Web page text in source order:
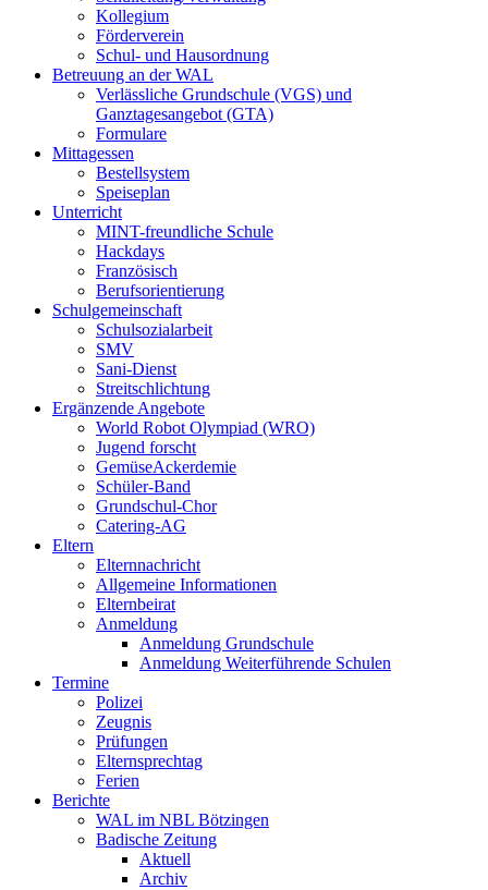
Kollegium
Förderverein
Schul- und Hausordnung
Betreuung an der WAL
Verlässliche Grundschule (VGS) und
Ganztagesangebot (GTA)
Formulare
Mittagessen
Bestellsystem
Speiseplan
Unterricht
MINT-freundliche Schule
Hackdays
Französisch
Berufsorientierung
Schulgemeinschaft
Schulsozialarbeit
SMV
Sani-Dienst
Streitschlichtung
Ergänzende Angebote
World Robot Olympiad (WRO)
Jugend forscht
GemüseAckerdemie
Schüler-Band
Grundschul-Chor
Catering-AG
Eltern
Elternnachricht
Allgemeine Informationen
Elternbeirat
Anmeldung
Anmeldung Grundschule
Anmeldung Weiterführende Schulen
Termine
Polizei
Zeugnis
Prüfungen
Elternsprechtag
Ferien
Berichte
WAL im NBL Bötzingen
Badische Zeitung
Aktuell
Archiv